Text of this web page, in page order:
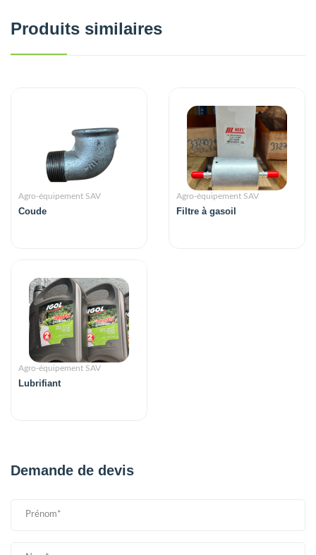
Produits similaires
Agro-équipement SAV
Coude
Agro-équipement SAV
Filtre à gasoil
Agro-équipement SAV
Lubrifiant
Demande de devis